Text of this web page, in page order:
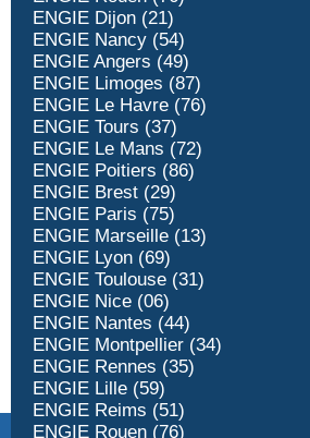
ENGIE Dijon (21)
ENGIE Nancy (54)
ENGIE Angers (49)
ENGIE Limoges (87)
ENGIE Le Havre (76)
ENGIE Tours (37)
ENGIE Le Mans (72)
ENGIE Poitiers (86)
ENGIE Brest (29)
ENGIE Paris (75)
ENGIE Marseille (13)
ENGIE Lyon (69)
ENGIE Toulouse (31)
ENGIE Nice (06)
ENGIE Nantes (44)
ENGIE Montpellier (34)
ENGIE Rennes (35)
ENGIE Lille (59)
ENGIE Reims (51)
ENGIE Rouen (76)